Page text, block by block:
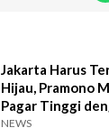
Jakarta Harus
Hijau, Pramono
Pagar Tinggi
NEWS